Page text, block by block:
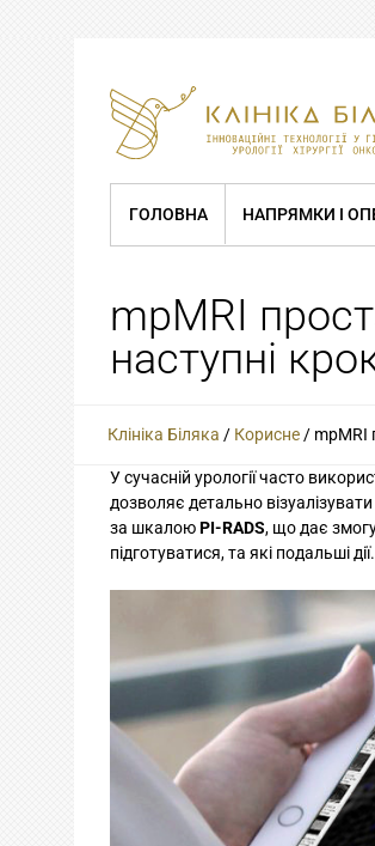
ГОЛОВНА НАПРЯМКИ І
mpMRI
наступні
Клініка Біляка / Корисне / mpMRI
У сучасній урології часто
дозволяє детально
за шкалоюPI-RADS, що дає
підготуватися, та які подальші дії.